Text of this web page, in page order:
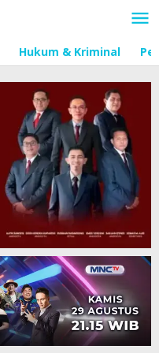
Hukum & Kriminal